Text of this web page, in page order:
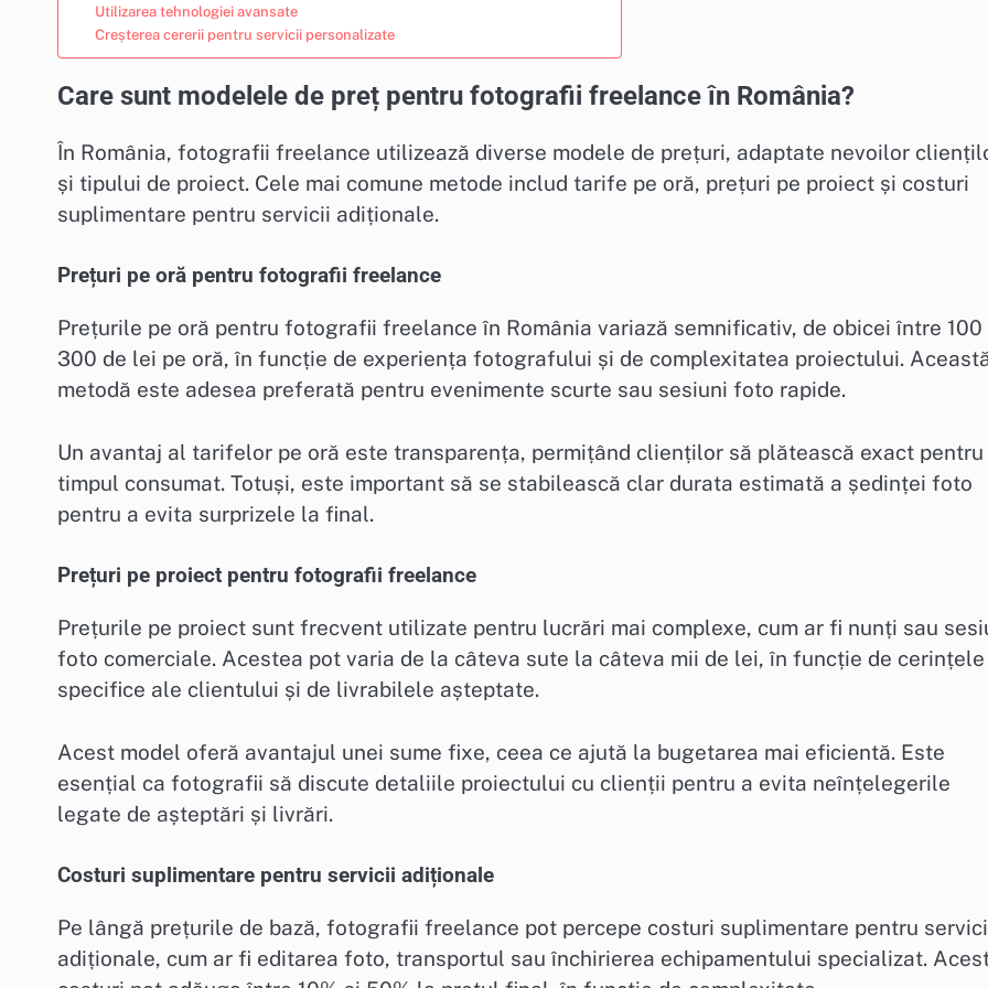
Utilizarea tehnologiei avansate
Creșterea cererii pentru servicii personalizate
Care sunt modelele de preț pentru fotografii freelance în România?
În România, fotografii freelance utilizează diverse modele de prețuri, adaptate nevoilor
și tipului de proiect. Cele mai comune metode includ tarife pe oră, prețuri pe proiect și costuri
suplimentare pentru servicii adiționale.
Prețuri pe oră pentru fotografii freelance
Prețurile pe oră pentru fotografii freelance în România variază semnificativ, de obicei între 100
300 de lei pe oră, în funcție de experiența fotografului și de complexitatea proiectului.
metodă este adesea preferată pentru evenimente scurte sau sesiuni foto rapide.
Un avantaj al tarifelor pe oră este transparența, permițând clienților să plătească exact pentru
timpul consumat. Totuși, este important să se stabilească clar durata estimată a ședinței foto
pentru a evita surprizele la final.
Prețuri pe proiect pentru fotografii freelance
Prețurile pe proiect sunt frecvent utilizate pentru lucrări mai complexe, cum ar fi nunți sau
foto comerciale. Acestea pot varia de la câteva sute la câteva mii de lei, în funcție de cerințele
specifice ale clientului și de livrabilele așteptate.
Acest model oferă avantajul unei sume fixe, ceea ce ajută la bugetarea mai eficientă. Este
esențial ca fotografii să discute detaliile proiectului cu clienții pentru a evita neînțelegerile
legate de așteptări și livrări.
Costuri suplimentare pentru servicii adiționale
Pe lângă prețurile de bază, fotografii freelance pot percepe costuri suplimentare pentru
adiționale, cum ar fi editarea foto, transportul sau închirierea echipamentului specializat.